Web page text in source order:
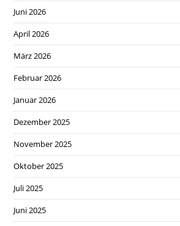
Juni 2026
April 2026
März 2026
Februar 2026
Januar 2026
Dezember 2025
November 2025
Oktober 2025
Juli 2025
Juni 2025